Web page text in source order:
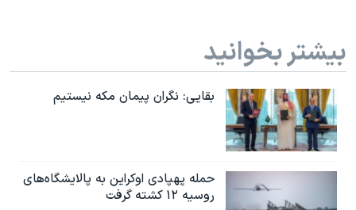
بیشتر بخوانید
بقایی: نگران پیمان مکه نیستیم
حمله پهپادی اوکراین به پالایشگاه‌های
روسیه ۱۲ کشته گرفت